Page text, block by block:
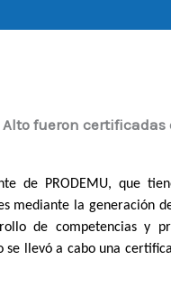
fueron certificadas
de PRODEMU, que
mediante la generación
de competencias y
se llevó a cabo una